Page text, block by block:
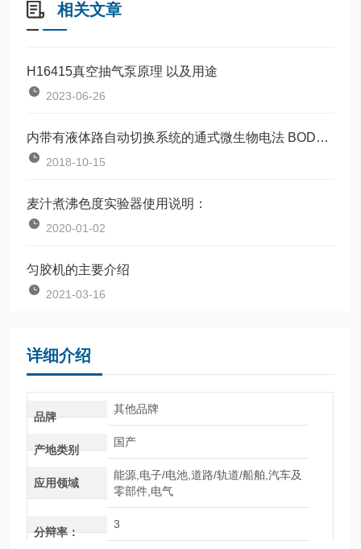
相关文章
H16415真空抽气泵原理 以及用途
2023-06-26
内带有液体路自动切换系统的通式微生物电法 BOD自动速测仪
2018-10-15
麦汁煮沸色度实验器使用说明：
2020-01-02
匀胶机的主要介绍
2021-03-16
详细介绍
品牌
其他品牌
产地类别
国产
应用领域
能源,电子/电池,道路/轨道/船舶,汽车及
零部件,电气
分辩率：
3